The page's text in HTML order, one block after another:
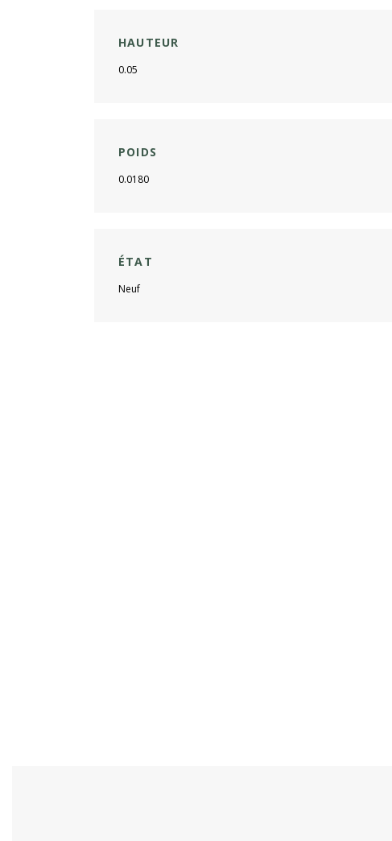
HAUTEUR
0.05
POIDS
0.0180
ÉTAT
Neuf